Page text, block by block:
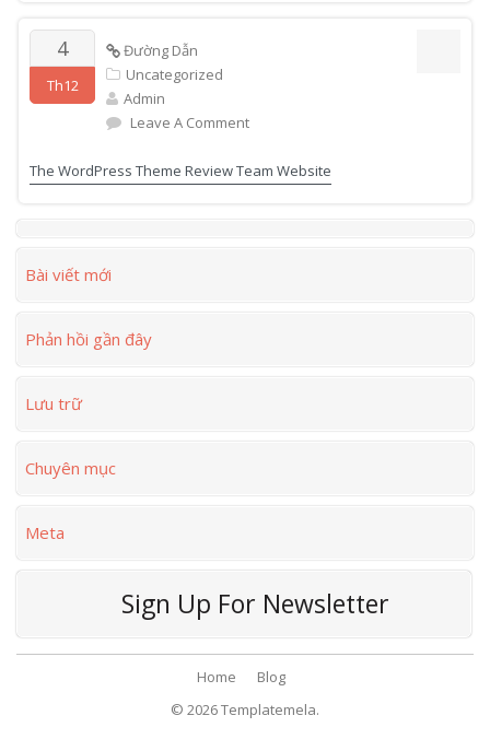
4
Th12
Đường Dẫn
Uncategorized
Admin
Leave A Comment
The WordPress Theme Review Team Website
Bài viết mới
Phản hồi gần đây
Lưu trữ
Chuyên mục
Meta
Sign Up For Newsletter
Home
Blog
© 2026Templatemela.